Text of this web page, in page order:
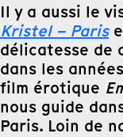
Il y a aussi le
Kristel – Paris
délicatesse de
dans les
film érotique
nous guide
Paris. Loin de